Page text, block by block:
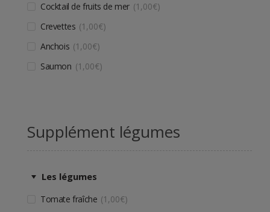
Cocktail de fruits de mer
1,00€
Crevettes
1,00€
Anchois
1,00€
Saumon 1,00€
Supplément légumes
Les légumes
Tomate fraîche 1,00€